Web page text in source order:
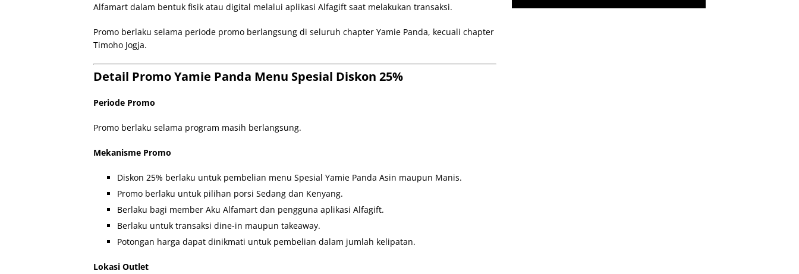
Alfamart dalam bentuk fisik atau digital melalui aplikasi Alfagift saat melakukan transaksi.
Promo berlaku selama periode promo berlangsung di seluruh chapter Yamie Panda, kecuali chapter
Timoho Jogja.
Detail Promo Yamie Panda Menu Spesial Diskon 25%
Periode Promo
Promo berlaku selama program masih berlangsung.
Mekanisme Promo
Diskon 25% berlaku untuk pembelian menu Spesial Yamie Panda Asin maupun Manis.
Promo berlaku untuk pilihan porsi Sedang dan Kenyang.
Berlaku bagi member Aku Alfamart dan pengguna aplikasi Alfagift.
Berlaku untuk transaksi dine-in maupun takeaway.
Potongan harga dapat dinikmati untuk pembelian dalam jumlah kelipatan.
Lokasi Outlet